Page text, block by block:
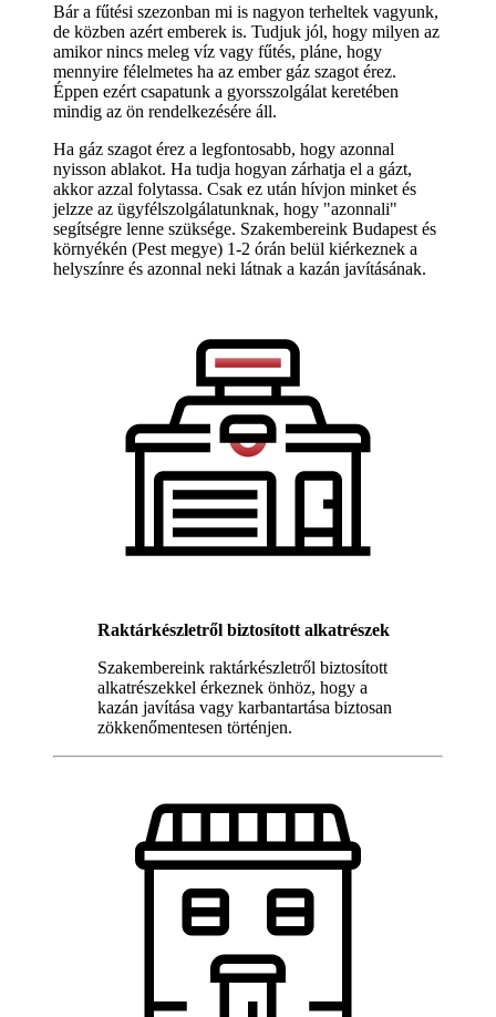
Bár a fűtési szezonban mi is nagyon terheltek vagyunk,
de közben azért emberek is. Tudjuk jól, hogy milyen az
amikor nincs meleg víz vagy fűtés, pláne, hogy
mennyire félelmetes ha az ember gáz szagot érez.
Éppen ezért csapatunk a gyorsszolgálat keretében
mindig az ön rendelkezésére áll.
Ha gáz szagot érez a legfontosabb, hogy azonnal
nyisson ablakot. Ha tudja hogyan zárhatja el a gázt,
akkor azzal folytassa. Csak ez után hívjon minket és
jelzze az ügyfélszolgálatunknak, hogy "azonnali"
segítségre lenne szüksége. Szakembereink Budapest és
környékén (Pest megye) 1-2 órán belül kiérkeznek a
helyszínre és azonnal neki látnak a kazán javításának.
Raktárkészletről biztosított alkatrészek
Szakembereink raktárkészletről biztosított
alkatrészekkel érkeznek önhöz, hogy a
kazán javítása vagy karbantartása biztosan
zökkenőmentesen történjen.